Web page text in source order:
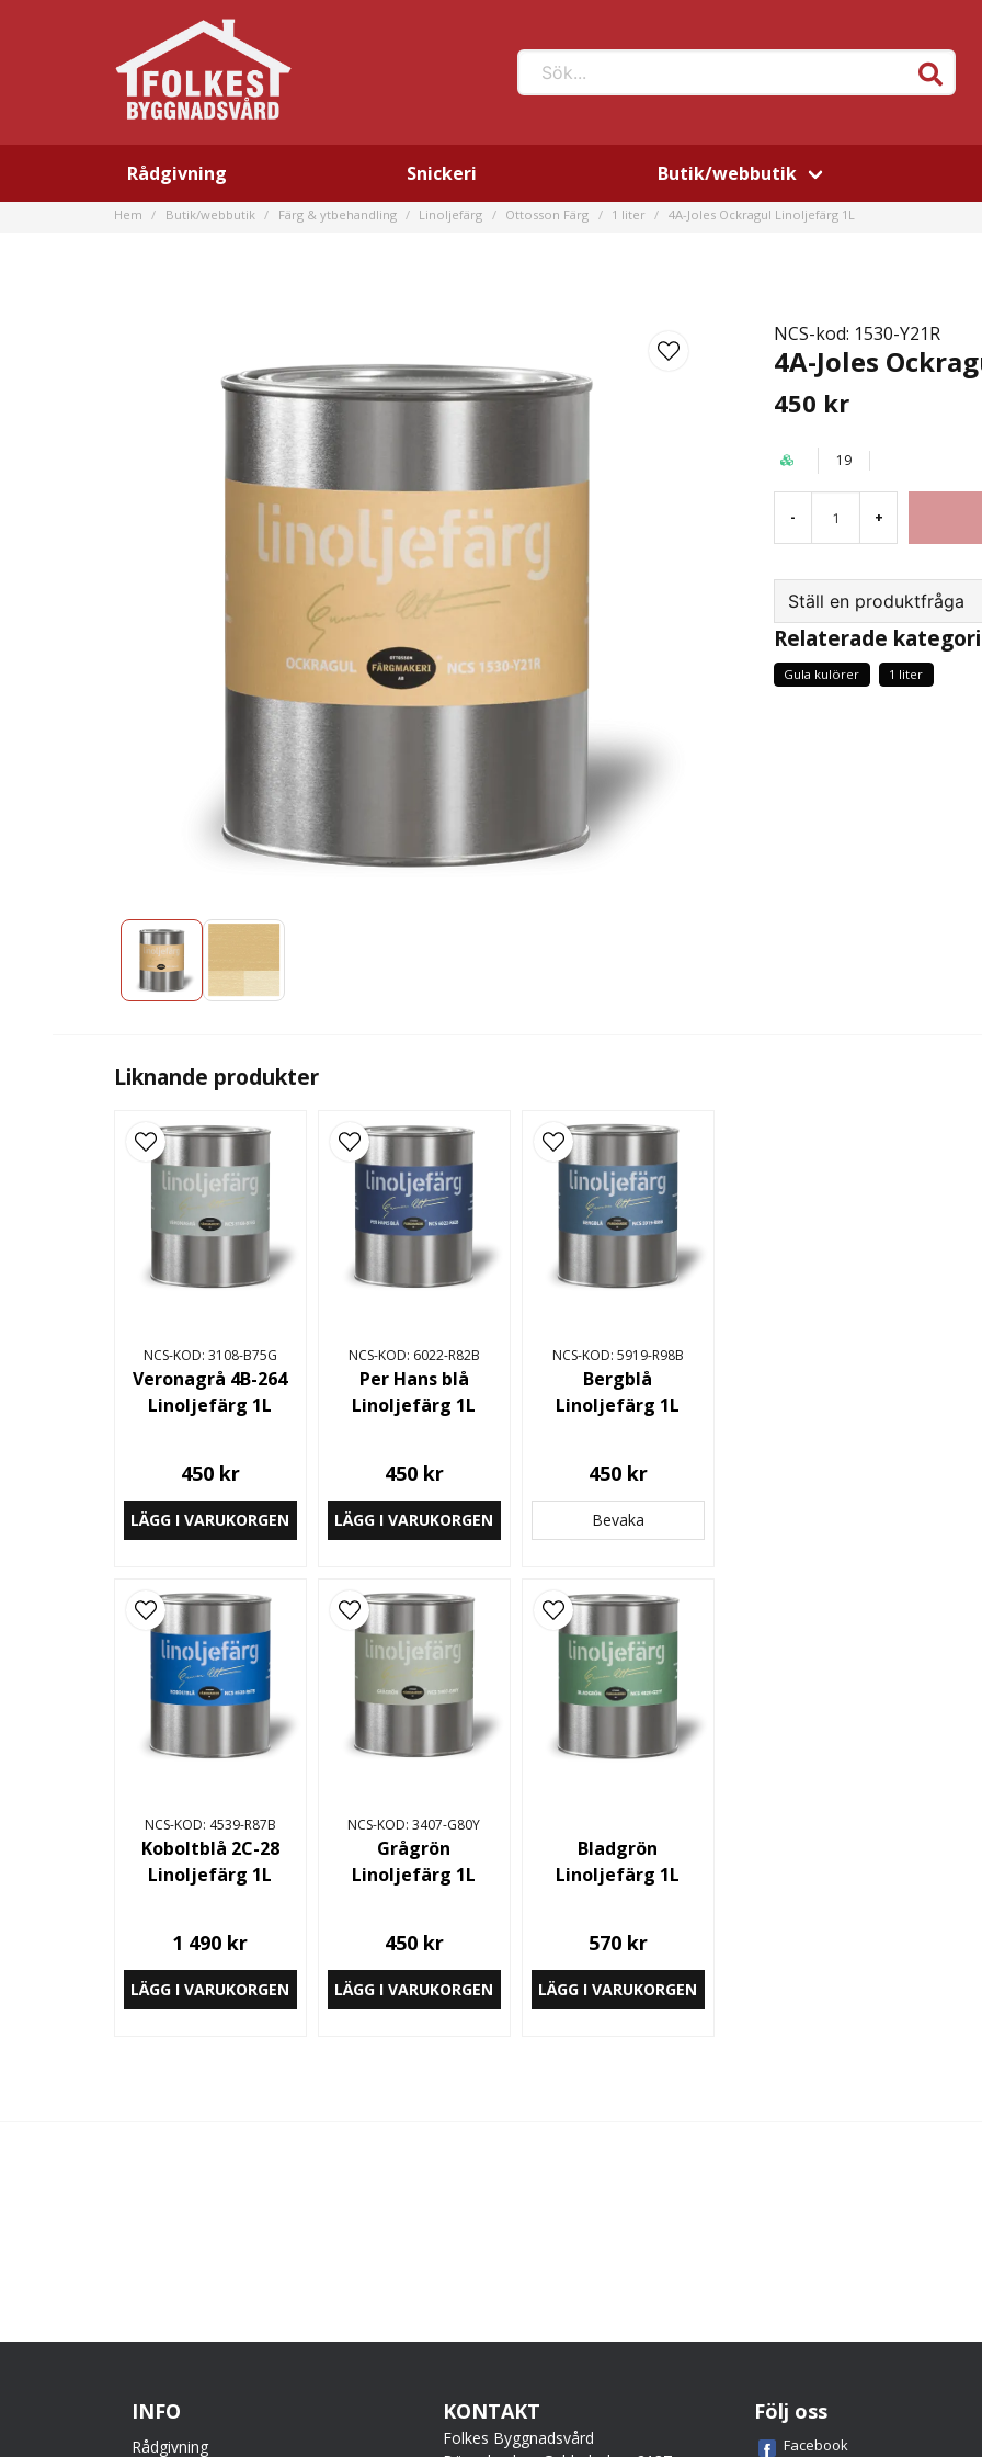
Sök...
Rådgivning Snickeri Butik/webbutik
Hem Butik/webbutik Färg & ytbehandling Linoljefärg Ottosson Färg 1 liter 4A-Joles Ockragul Linoljefärg 1L
NCS-kod: 1530-Y21R
4A-Joles
450 kr
19
- +
Ställ en produktfråga
question
Fråga oss något om
Relaterade
Gula kulörer 1 liter
Liknande produkter
NCS-KOD: 3108-B75G
Veronagrå 4B-264
Linoljefärg 1L
450 kr
LÄGG I VARUKORGEN
NCS-KOD: 6022-R82B
Per Hans blå
Linoljefärg 1L
450 kr
LÄGG I VARUKORGEN
NCS-KOD: 5919-R98B
Bergblå
Linoljefärg 1L
450 kr
Bevaka
NCS-KOD: 4539-R87B
Koboltblå 2C-28
Linoljefärg 1L
1 490 kr
LÄGG I VARUKORGEN
NCS-KOD: 3407-G80Y
Grågrön
Linoljefärg 1L
450 kr
LÄGG I VARUKORGEN
Bladgrön
Linoljefärg 1L
570 kr
LÄGG I VARUKORGEN
INFO
Rådgivning
KONTAKT
Folkes Byggnadsvård
Följ oss
Facebook